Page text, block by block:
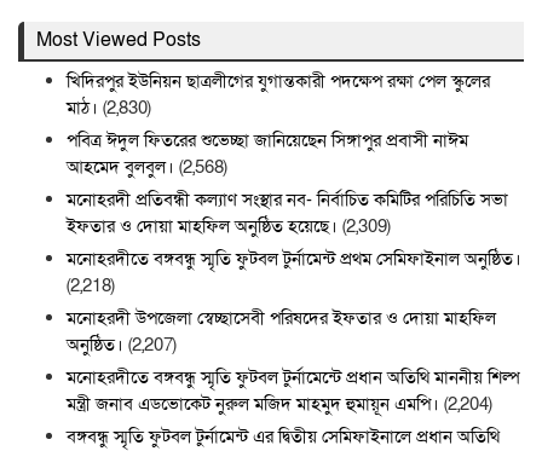
Most Viewed Posts
খিদিরপুর ইউনিয়ন ছাত্রলীগের যুগান্তকারী পদক্ষেপ রক্ষা পেল স্কুলের
মাঠ। (2,830)
পবিত্র ঈদুল ফিতরের শুভেচ্ছা জানিয়েছেন সিঙ্গাপুর প্রবাসী নাঈম
আহমেদ বুলবুল। (2,568)
মনোহরদী প্রতিবন্ধী কল্যাণ সংস্থার নব- নির্বাচিত কমিটির পরিচিতি সভা
ইফতার ও দোয়া মাহফিল অনুষ্ঠিত হয়েছে। (2,309)
মনোহরদীতে বঙ্গবন্ধু স্মৃতি ফুটবল টুর্নামেন্ট প্রথম সেমিফাইনাল অনুষ্ঠিত।
(2,218)
মনোহরদী উপজেলা স্বেচ্ছাসেবী পরিষদের ইফতার ও দোয়া মাহফিল
অনুষ্ঠিত। (2,207)
মনোহরদীতে বঙ্গবন্ধু স্মৃতি ফুটবল টুর্নামেন্টে প্রধান অতিথি মাননীয় শিল্প
মন্ত্রী জনাব এডভোকেট নুরুল মজিদ মাহমুদ হুমায়ূন এমপি। (2,204)
বঙ্গবন্ধু স্মৃতি ফুটবল টুর্নামেন্ট এর দ্বিতীয় সেমিফাইনালে প্রধান অতিথি